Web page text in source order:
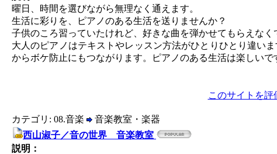
曜日、時間を選びながら無理なく通えます。
生活に彩りを、ピアノのある生活を送りませんか？
子供のころ習っていたけれど、好きな曲を弾かせてもらえな
大人のピアノはテキストやレッスン方法がひとりひとり違い
からボケ防止にもつながります。ピアノのある生活は楽しいで
このサイトを評
カテゴリ: 08.音楽
音楽教室・楽器
西山淑子／音の世界 音楽教室
説明：